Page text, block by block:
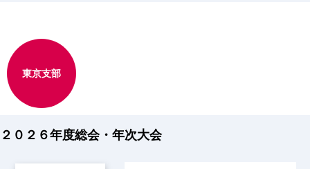
東京支部
２０２６年度総会・年次大会